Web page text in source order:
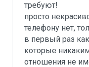
требуют!
просто
телефону нет,
в первый раз
которые
отношения не